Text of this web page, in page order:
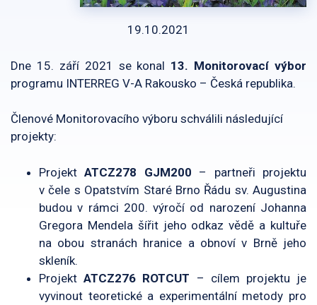
19.10.2021
Dne 15. září 2021 se konal 13. Monitorovací výbor
programu INTERREG V-A Rakousko – Česká republika.
Členové Monitorovacího výboru schválili následující
projekty:
ProjektATCZ278 GJM200 – partneři projektu
v čele s Opatstvím Staré Brno Řádu sv. Augustina
budou v rámci 200. výročí od narození Johanna
Gregora Mendela šířit jeho odkaz vědě a kultuře
na obou stranách hranice a obnoví v Brně jeho
skleník.
ProjektATCZ276 ROTCUT – cílem projektu je
vyvinout teoretické a experimentální metody pro